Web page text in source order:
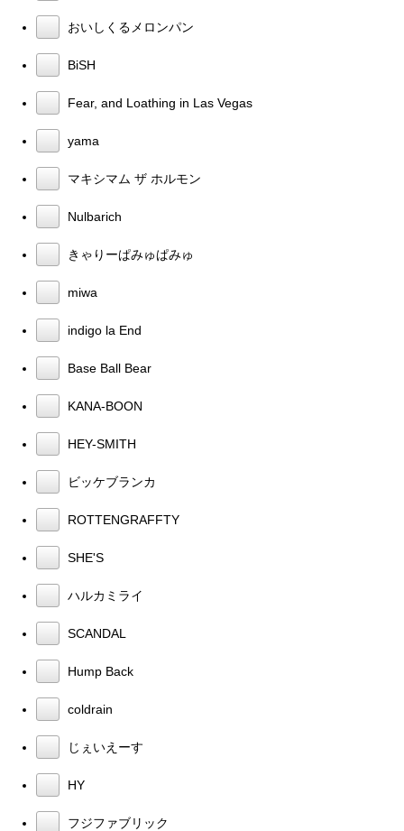
おいしくるメロンパン
BiSH
Fear, and Loathing in Las Vegas
yama
マキシマム ザ ホルモン
Nulbarich
きゃりーぱみゅぱみゅ
miwa
indigo la End
Base Ball Bear
KANA-BOON
HEY-SMITH
ビッケブランカ
ROTTENGRAFFTY
SHE'S
ハルカミライ
SCANDAL
Hump Back
coldrain
じぇいえーす
HY
フジファブリック